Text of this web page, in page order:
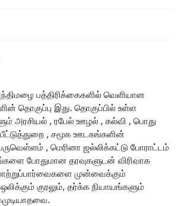
பத்திரிக்கைகளில் வெளியான
தொகுப்பு இது. தொகுப்பில் உள்ள
அரசியல் , ரபேல் ஊழல் , கல்வி , பொது
, சமூக ஊடகங்களின்
, மெரினா ஜல்லிக்கட்டு போராட்டம்
போதுமான தரவுகளுடன் விரிவாக
மாற்றுப்பார்வைகளை முன்வைக்கும்
குரலும், தர்க்க நியாயங்களும்